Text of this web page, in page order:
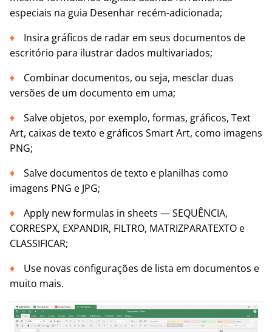
especiais na guia Desenhar recém-adicionada;
Insira gráficos de radar em seus documentos de
escritório para ilustrar dados multivariados;
Combinar documentos, ou seja, mesclar duas
versões de um documento em uma;
Salve objetos, por exemplo, formas, gráficos, Text
Art, caixas de texto e gráficos Smart Art, como imagens
PNG;
Salve documentos de texto e planilhas como
imagens PNG e JPG;
Apply new formulas in sheets — SEQUÊNCIA,
CORRESPX, EXPANDIR, FILTRO, MATRIZPARATEXTO e
CLASSIFICAR;
Use novas configurações de lista em documentos e
muito mais.